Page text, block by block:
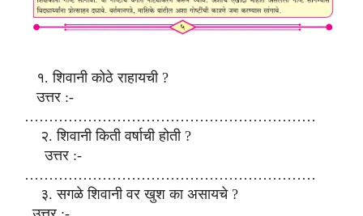
१. शिवानी कोठे राहायची ?
उत्तर :-
……………………………………………………
२. शिवानी किती वर्षाची होती ?
उत्तर :-
……………………………………………………
३. सगळे शिवानी वर खुश का असायचे ?